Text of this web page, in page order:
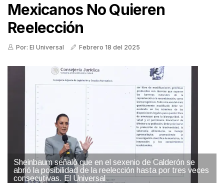
Mexicanos No Quieren
Reelección
Por: El Universal Febrero 18 del 2025
Sheinbaum señaló que en el sexenio de Calderón se
abrió la posibilidad de la reelección hasta por tres veces
consecutivas. El Universal